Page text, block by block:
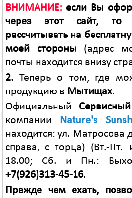
ВНИМАНИЕ:если Вы
через этот сайт, то
рассчитывать на
моей стороны (адрес
почты находится внизу
2. Теперь о том, где
продукцию в Мытищах.
Официальный
компании Nature's
находится: ул. Матросова
справа, с торца) (Вт.-
18.00; Сб. и Пн.:
+7(926)313-45-16.
Прежде чем ехать,